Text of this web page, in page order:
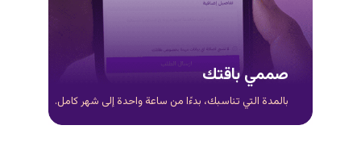
صممي باقتك
بالمدة التي تناسبك، بدءًا من ساعة واحدة إلى شهر كامل.